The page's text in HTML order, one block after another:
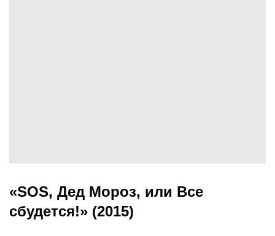
«SOS, Дед Мороз, или Все
сбудется!» (2015)